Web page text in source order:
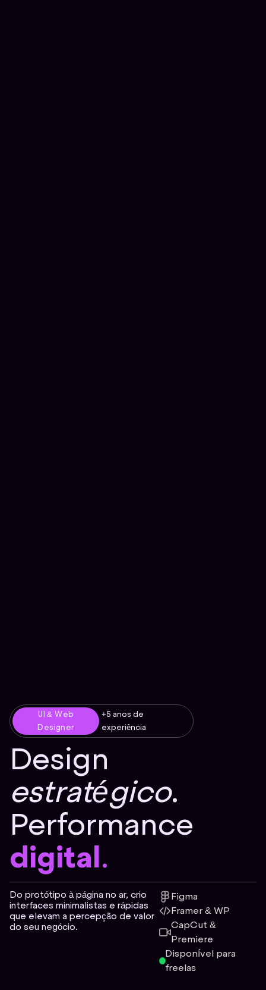
UI & Web
Designer
+5 anos de
experiência
Design
estratégico.
Performance
digital.
Do protótipo à página no ar, crio
interfaces minimalistas e rápidas
que elevam a percepção de valor
do seu negócio.
Figma
Framer & WP
CapCut &
Premiere
Disponível para
freelas